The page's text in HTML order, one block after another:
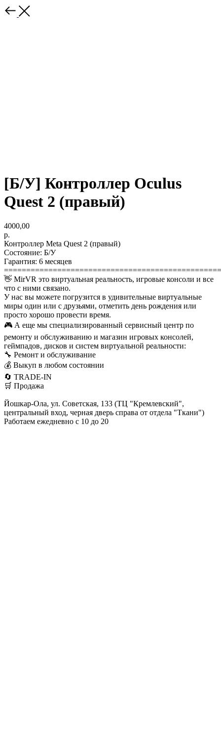
[Б/У] Контроллер Oculus
Quest 2 (правый)
4000,00
р.
Контроллер Meta Quest 2 (правый)
Состояние: Б/У
Гарантия: 6 месяцев
👋 MirVR это виртуальная реальность, игровые консоли и все
что с ними связано.
У нас вы можете погрузится в удивительные виртуальные
миры один или с друзьями, отметить день рождения или
просто хорошо провести время.
🎮 А еще мы специализированный сервисный центр по
ремонту и обслуживанию и магазин игровых консолей,
геймпадов, дисков и систем виртуальной реальности:
🔧 Ремонт и обслуживание
💰 Выкуп в любом состоянии
🔄 TRADE-IN
🛒 Продажа
Йошкар-Ола, ул. Советская, 133 (ТЦ "Кремлевский",
центральный вход, черная дверь справа от отдела "Ткани")
Работаем ежедневно с 10 до 20